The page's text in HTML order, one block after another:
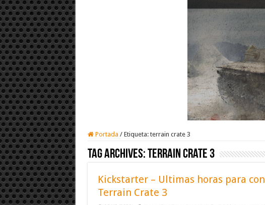
Portada / Etiqueta: terrain crate 3
Tag Archives:terrain crate 3
Kickstarter – Ultimas horas para
Terrain Crate 3